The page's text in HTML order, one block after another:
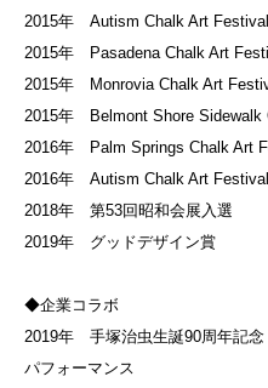
2015年 Autism Chalk Art
2015年 Pasadena Chalk Art
2015年 Monrovia Chalk Art
2015年 Belmont Shore Sidewalk
2016年 Palm Springs Chalk Art
2016年 Autism Chalk Art
2018年 第53回昭和会展入選
2019年 グッドデザイン賞
◆企業コラボ
2019年 手塚治虫生誕90周年記
パフォーマンス